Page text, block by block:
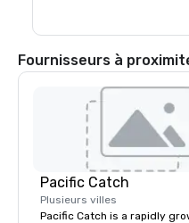
Fournisseurs à
Pacific Catch
Plusieurs villes
Pacific Catch is a rapidly